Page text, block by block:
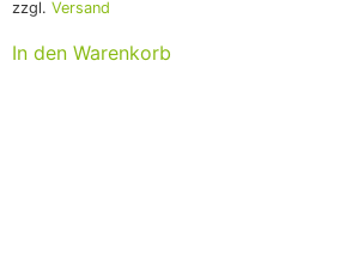
zzgl. Versand
In den Warenkorb